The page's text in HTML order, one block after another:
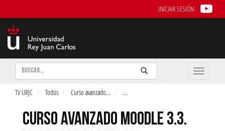
INICIAR SESIÓN
Buscar Enviar
Buscar
Toggle
TV URJC Todos Curso avanzado... ...
CURSO AVANZADO MOODLE 3.3.